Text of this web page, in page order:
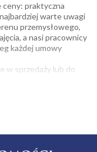
praktyczna
warte uwagi
przemysłowego,
a nasi pracownicy
każdej umowy
w sprzedaży lub do
czy raczej małym
osób dysponujących
lub na wynajem w